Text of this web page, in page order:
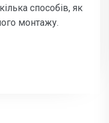
способів, як
монтажу.